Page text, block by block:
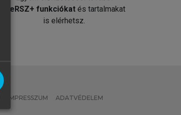
MeRSZ+ funkciókat és tartalmakat
is elérhetsz.
IMPRESSZUM ADATVÉDELEM